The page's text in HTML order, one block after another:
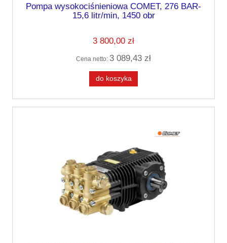
Pompa wysokociśnieniowa COMET, 276 BAR-
15,6 litr/min, 1450 obr
3 800,00 zł
Cena netto: 3 089,43 zł
do koszyka